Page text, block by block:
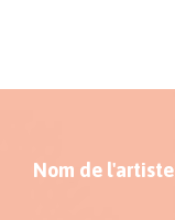
Nom de l'artiste